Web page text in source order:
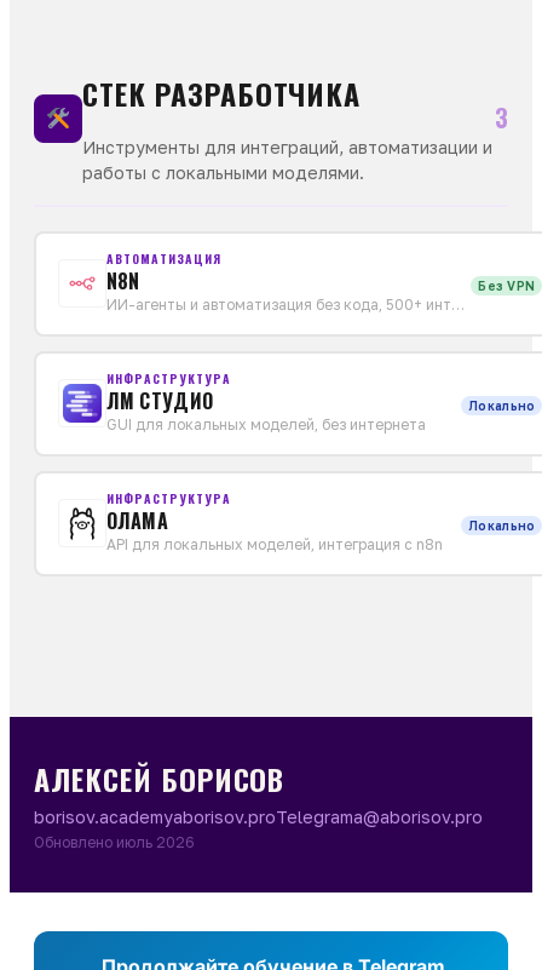
СТЕК РАЗРАБОТЧИКА
Инструменты для интеграций, автоматизации и
работы с локальными моделями.
3
АВТОМАТИЗАЦИЯ
N8N
ИИ-агенты и автоматизация без кода, 500+ интеграций
Без VPN
ИНФРАСТРУКТУРА
ЛМ СТУДИО
GUI для локальных моделей, без интернета
Локально
ИНФРАСТРУКТУРА
ОЛАМА
API для локальных моделей, интеграция с n8n
Локально
АЛЕКСЕЙ БОРИСОВ
borisov.academyaborisov.proTelegrama@aborisov.pro
Обновлено июль 2026